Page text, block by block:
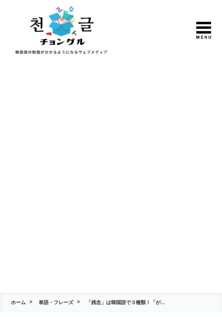
ホーム 単語・フレーズ 「残念」は韓国語で３種類！「が...